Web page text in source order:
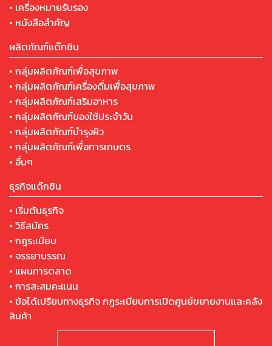
• เครื่องหมายรับรอง
• หนังสือสำคัญ
ผลิตภัณฑ์แด๊กซิน
• กลุ่มผลิตภัณฑ์เพื่อสุขภาพ
• กลุ่มผลิตภัณฑ์เครื่องดื่มเพื่อสุขภาพ
• กลุ่มผลิตภัณฑ์เสริมอาหาร
• กลุ่มผลิตภัณฑ์ของใช้ประจำวัน
• กลุ่มผลิตภัณฑ์บำรุงผิว
• กลุ่มผลิตภัณฑ์เพื่อการเกษตร
• อื่นๆ
ธุรกิจแด๊กซิน
• เริ่มต้นธุรกิจ
• วิธีสมัคร
• กฎระเบียบ
• จรรยาบรรณ
• แผนการตลาด
• การสะสมคะแนน
• ข้อได้เปรียบทางธุรกิจ กฎระเบียบการเปิดศูนย์ขยายงานและคลัง
สินค้า